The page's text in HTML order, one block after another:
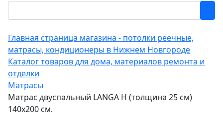
Главная страница магазина - потолки реечные,
матрасы, кондиционеры в Нижнем Новгороде
Каталог товаров для дома, материалов ремонта и
отделки
Матрасы
Матрас двуспальный LANGA Н (толщина 25 см)
140х200 см.